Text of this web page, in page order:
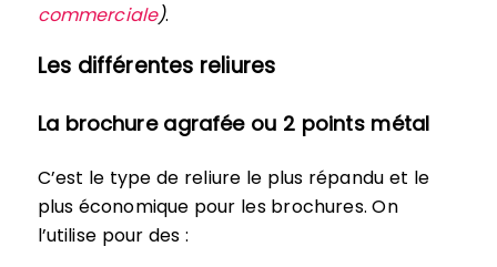
commerciale).
Les différentes reliures
La brochure agrafée ou 2 points métal
C’est le type de reliure le plus répandu et le
plus économique pour les brochures. On
l’utilise pour des :